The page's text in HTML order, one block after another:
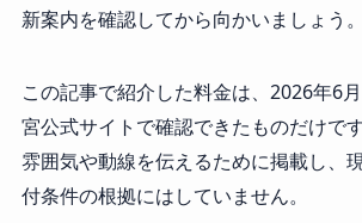
新案内を確認してから向かいましょう。
この記事で紹介した料金は、2026年6
宮公式サイトで確認できたものだけで
雰囲気や動線を伝えるために掲載し、
付条件の根拠にはしていません。